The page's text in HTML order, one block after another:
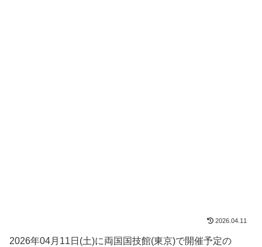
2026.04.11
2026年04月11日(土)に両国国技館(東京)で開催予定の